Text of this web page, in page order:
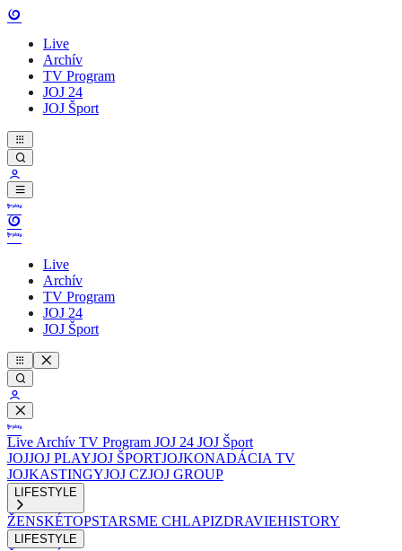
Live
Archív
TV Program
JOJ 24
JOJ Šport
Live
Archív
TV Program
JOJ 24
JOJ Šport
Live Archív TV Program JOJ 24 JOJ Šport
JOJJOJ PLAYJOJ ŠPORTJOJKONADÁCIA TV
JOJKASTINGYJOJ CZJOJ GROUP
LIFESTYLE
ŽENSKÉTOPSTARSME CHLAPIZDRAVIEHISTORY
LIFESTYLE